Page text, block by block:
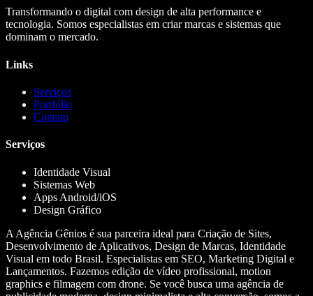
Transformando o digital com design de alta performance e
tecnologia. Somos especialistas em criar marcas e sistemas que
dominam o mercado.
Links
Serviços
Portfólio
Contato
Serviços
Identidade Visual
Sistemas Web
Apps Android/iOS
Design Gráfico
A Agência Gênios é sua parceira ideal para Criação de Sites,
Desenvolvimento de Aplicativos, Design de Marcas, Identidade
Visual em todo Brasil. Especialistas em SEO, Marketing Digital e
Lançamentos. Fazemos edição de vídeo profissional, motion
graphics e filmagem com drone. Se você busca uma agência de